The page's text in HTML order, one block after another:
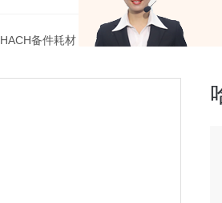
HACH备件耗材 > 272-56哈希去离子水 价格